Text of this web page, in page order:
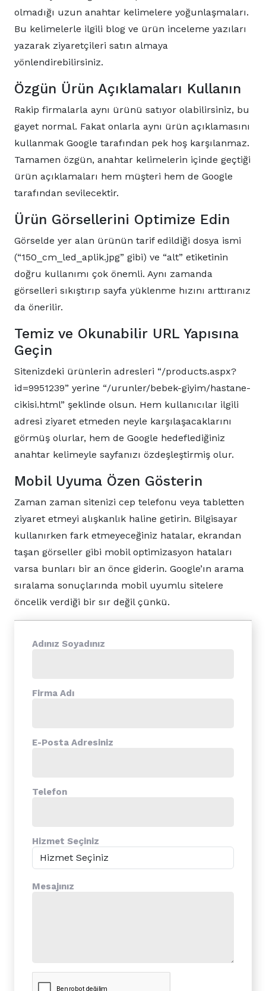
olmadığı uzun anahtar kelimelere yoğunlaşmaları.
Bu kelimelerle ilgili blog ve ürün inceleme yazıları
yazarak ziyaretçileri satın almaya
yönlendirebilirsiniz.
Özgün Ürün Açıklamaları Kullanın
Rakip firmalarla aynı ürünü satıyor olabilirsiniz, bu
gayet normal. Fakat onlarla aynı ürün açıklamasını
kullanmak Google tarafından pek hoş karşılanmaz.
Tamamen özgün, anahtar kelimelerin içinde geçtiği
ürün açıklamaları hem müşteri hem de Google
tarafından sevilecektir.
Ürün Görsellerini Optimize Edin
Görselde yer alan ürünün tarif edildiği dosya ismi
(“150_cm_led_aplik.jpg” gibi) ve “alt” etiketinin
doğru kullanımı çok önemli. Aynı zamanda
görselleri sıkıştırıp sayfa yüklenme hızını arttıranız
da önerilir.
Temiz ve Okunabilir URL Yapısına
Geçin
Sitenizdeki ürünlerin adresleri “/products.aspx?
id=9951239” yerine “/urunler/bebek-giyim/hastane-
cikisi.html” şeklinde olsun. Hem kullanıcılar ilgili
adresi ziyaret etmeden neyle karşılaşacaklarını
görmüş olurlar, hem de Google hedeflediğiniz
anahtar kelimeyle sayfanızı özdeşleştirmiş olur.
Mobil Uyuma Özen Gösterin
Zaman zaman sitenizi cep telefonu veya tabletten
ziyaret etmeyi alışkanlık haline getirin. Bilgisayar
kullanırken fark etmeyeceğiniz hatalar, ekrandan
taşan görseller gibi mobil optimizasyon hataları
varsa bunları bir an önce giderin. Google’ın arama
sıralama sonuçlarında mobil uyumlu sitelere
öncelik verdiği bir sır değil çünkü.
Adınız Soyadınız
Firma Adı
E-Posta Adresiniz
Telefon
Hizmet Seçiniz
Mesajınız